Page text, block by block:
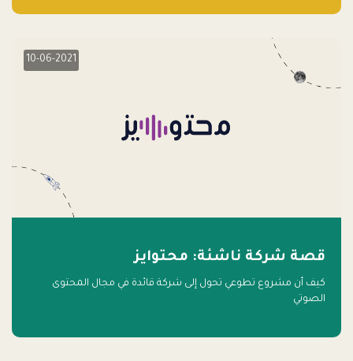
10-06-2021
قصة شركة ناشئة: محتوايز
كيف أن مشروع تطوعي تحول إلى شركة قائدة في مجال المحتوى
الصوتي